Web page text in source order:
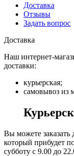
Доставка
Отзывы
Задать вопрос
Доставка
Наш интернет-
доставки:
курьерская;
самовывоз из
Вы можете заказать
который прибудет
субботу с 9.00 до